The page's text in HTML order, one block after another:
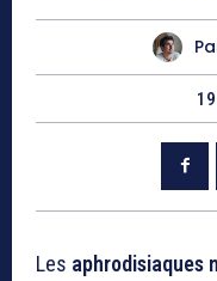
Les aphrodisiaques